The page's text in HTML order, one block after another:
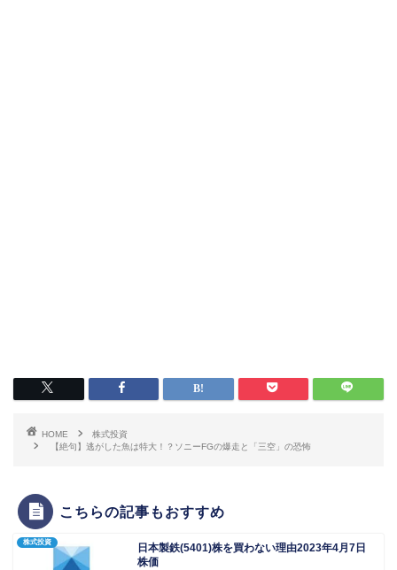
HOME
株式投資
【絶句】逃がした魚は特大！？ソニーFGの爆走と「三空」の恐怖
こちらの記事もおすすめ
株式投資
日本製鉄(5401)株を買わない理由2023年4月7日
株価